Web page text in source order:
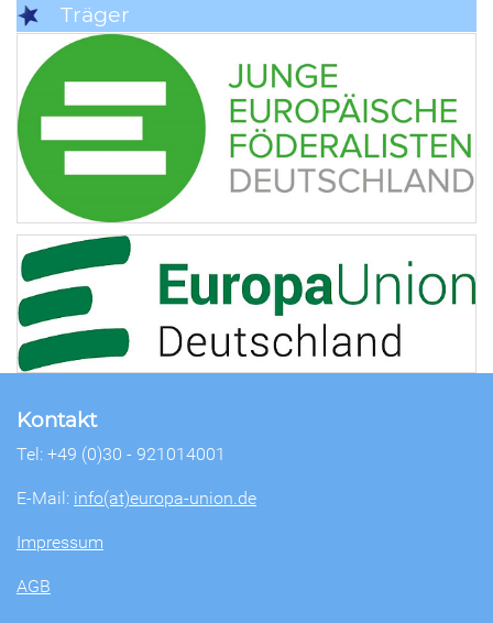
Träger
Kontakt
Tel: +49 (0)30 - 921014001
E-Mail: info(at)europa-union.de
Impressum
AGB